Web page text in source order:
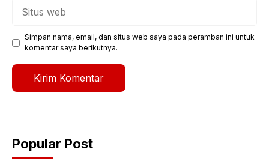
Simpan nama, email, dan situs web saya pada peramban ini untuk
komentar saya berikutnya.
Popular Post